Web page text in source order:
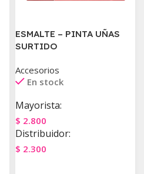
ESMALTE – PINTA UÑAS
SURTIDO
Accesorios
En stock
Mayorista:
$ 2.800
Distribuidor:
$ 2.300